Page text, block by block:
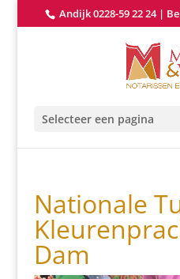
Andijk 0228-59 22 24|
Selecteer een pagina
Nationale
Dam